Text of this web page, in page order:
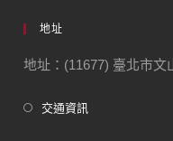
地址
地址：(11677) 臺北市文
交通資訊